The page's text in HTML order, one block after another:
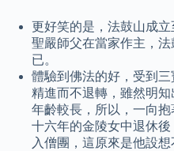
更好笑的是，法鼓山成
聖嚴師父在當家作主，
已。
體驗到佛法的好，受到
精進而不退轉，雖然明
年齡較長，所以，一向
十六年的金陵女中退休
入僧團，這原來是他設想